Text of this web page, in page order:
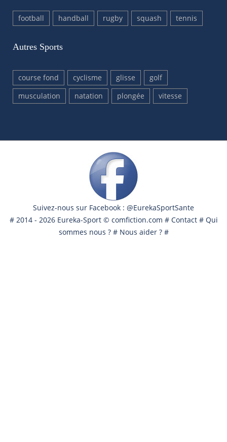
football handball rugby squash tennis
Autres Sports
course fond cyclisme glisse
golf
musculation
natation plongée vitesse
Suivez-nous sur Facebook : @EurekaSportSante
# 2014 - 2026 Eureka-Sport © comfiction.com # Contact# Qui
sommes nous ?# Nous aider ?#